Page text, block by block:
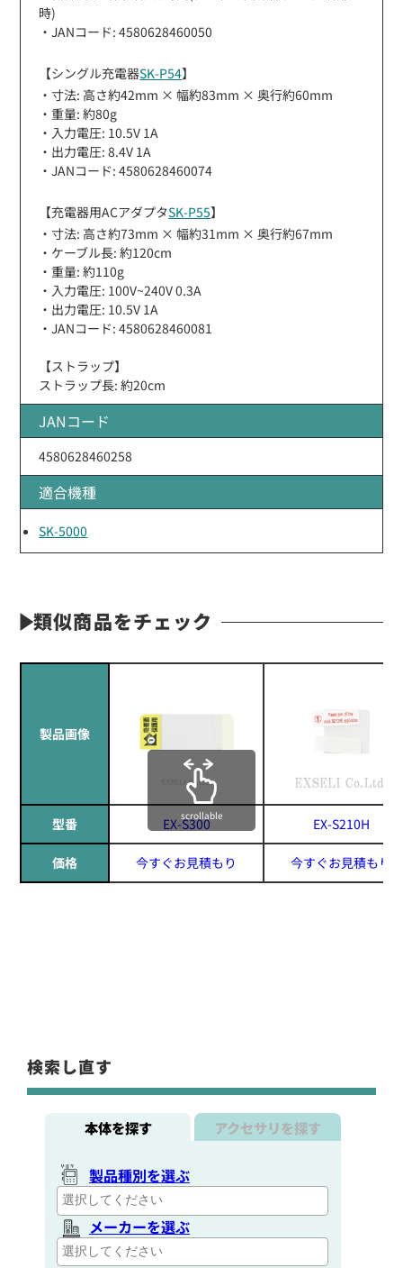
時)
・JANコード: 4580628460050
【シングル充電器SK-P54】
・寸法: 高さ約42mm × 幅約83mm × 奥行約60mm
・重量: 約80g
・入力電圧: 10.5V 1A
・出力電圧: 8.4V 1A
・JANコード: 4580628460074
【充電器用ACアダプタSK-P55】
・寸法: 高さ約73mm × 幅約31mm × 奥行約67mm
・ケーブル長: 約120cm
・重量: 約110g
・入力電圧: 100V~240V 0.3A
・出力電圧: 10.5V 1A
・JANコード: 4580628460081
【ストラップ】
ストラップ長: 約20cm
JANコード
4580628460258
適合機種
SK-5000
類似商品をチェック
製品画像
型番 EX-S300 EX-S210H
価格 今すぐお見積もり 今すぐお見積もり
scrollable
検索し直す
本体を探す アクセサリを探す
製品種別を選ぶ
メーカーを選ぶ